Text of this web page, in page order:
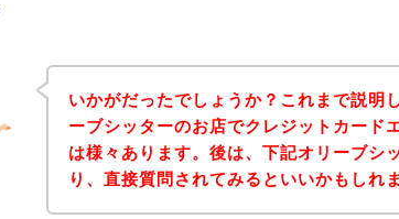
いかがだったでしょうか？これまで説明
ーブシッターのお店でクレジットカード
は様々あります。後は、下記オリーブシ
り、直接質問されてみるといいかもしれ